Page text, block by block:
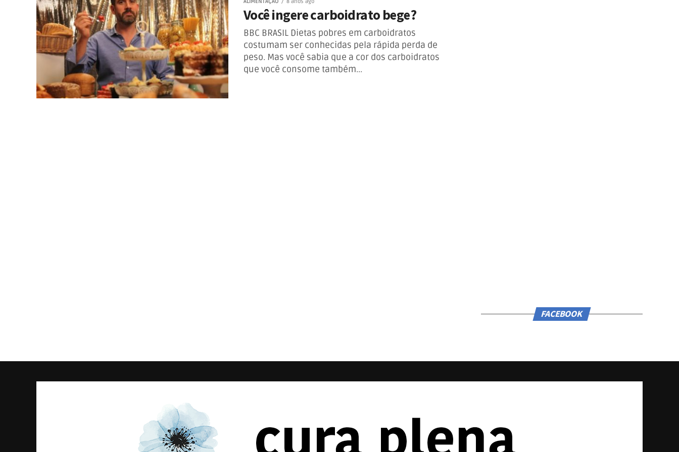
Você ingere carboidrato bege?
BBC BRASIL Dietas pobres em carboidratos
costumam ser conhecidas pela rápida perda de
peso. Mas você sabia que a cor dos carboidratos
que você consome também...
FACEBOOK